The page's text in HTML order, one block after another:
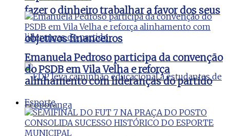
fazer o dinheiro trabalhar a favor dos seus
objetivos financeiros
Emanuela Pedroso participa da convenção
do PSDB em Vila Velha e reforça
alinhamento com lideranças do partido
Esporte